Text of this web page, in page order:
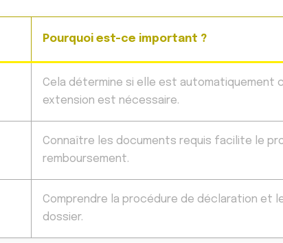
Pourquoi est-ce important ?
Cela détermine si elle est automatiquement
extension est nécessaire.
Connaître les documents requis facilite le
remboursement.
Comprendre la procédure de déclaration et
dossier.